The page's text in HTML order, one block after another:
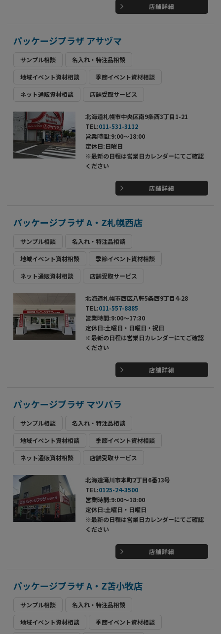
店舗詳細
パッケージプラザ アサヅマ
サンプル相談 名入れ・特注品相談
地域イベント資材相談 季節イベント資材相談
ネット通販資材相談 店舗受取サービス
北海道札幌市中央区南9条西3丁目1-21
TEL:011-531-3112
営業時間:9:00～18:00
定休日:日曜日
※最新の日程は営業日カレンダーにてご確認
ください
店舗詳細
パッケージプラザ A・Z札幌西店
サンプル相談 名入れ・特注品相談
地域イベント資材相談 季節イベント資材相談
ネット通販資材相談 店舗受取サービス
北海道札幌市西区八軒5条西9丁目4-28
TEL:011-557-8885
営業時間:9:00～17:30
定休日:土曜日・日曜日・祝日
※最新の日程は営業日カレンダーにてご確認
ください
店舗詳細
パッケージプラザ マツバラ
サンプル相談 名入れ・特注品相談
地域イベント資材相談 季節イベント資材相談
ネット通販資材相談 店舗受取サービス
北海道滝川市本町2丁目6番13号
TEL:0125-24-3500
営業時間:9:00～18:00
定休日:土曜日・日曜日
※最新の日程は営業日カレンダーにてご確認
ください
店舗詳細
パッケージプラザ A・Z苫小牧店
サンプル相談 名入れ・特注品相談
地域イベント資材相談 季節イベント資材相談